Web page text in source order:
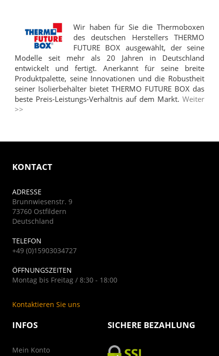
Wir haben für Sie die Thermoboxen
des deutschen Herstellers THERMO
FUTURE BOX ausgewählt, der seine
Modelle seit mehr als 20 Jahren in Deutschland
entwickelt und fertigt. Anerkannt für seine breite
Produktpalette, seine Innovationen und die Robustheit
seiner Isolierbehälter bietet THERMO FUTURE BOX das
beste Preis-Leistungs-Verhältnis auf dem Markt. Weiter
>>
KONTACT
ADRESSE
Brunnwiesenstr. 9
73760 Ostfildern
Deutschland
TELEFON
+49 (0)15903034727
ÖFFNUNGSZEITEN
Montag bis Freitag / 8:30 - 18:00
Kontaktieren Sie uns
INFOS
Mein Konto
SICHERE BEZAHLUNG